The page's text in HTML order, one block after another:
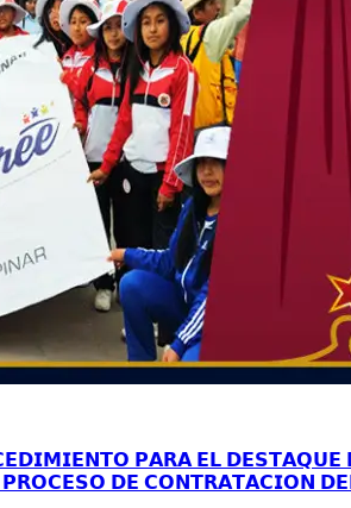
𝗣𝗔𝗥𝗔 𝗘𝗟 𝗗𝗘𝗦𝗧𝗔𝗤𝗨𝗘
𝗗𝗘 𝗖𝗢𝗡𝗧𝗥𝗔𝗧𝗔𝗖𝗜𝗢𝗡